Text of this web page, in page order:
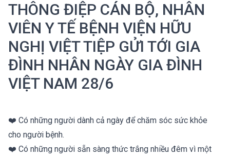
THÔNG ĐIỆP CÁN BỘ, NHÂN
VIÊN Y TẾ BỆNH VIỆN HỮU
NGHỊ VIỆT TIỆP GỬI TỚI GIA
ĐÌNH NHÂN NGÀY GIA ĐÌNH
VIỆT NAM 28/6
❤️ Có những người dành cả ngày để chăm sóc sức khỏe
cho người bệnh.
❤️ Có những người sẵn sàng thức trắng nhiều đêm vì một